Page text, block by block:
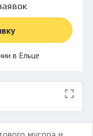
в Ельце